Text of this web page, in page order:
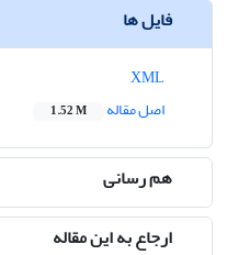
فایل ها
اصل مقاله
1.52 M
هم رسانی
ارجاع به این مقاله